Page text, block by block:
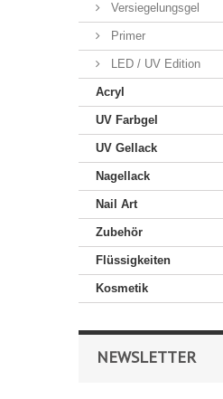
Versiegelungsgel
Primer
LED / UV Edition
Acryl
UV Farbgel
UV Gellack
Nagellack
Nail Art
Zubehör
Flüssigkeiten
Kosmetik
NEWSLETTER